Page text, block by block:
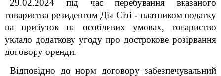
29.02.2024 під час перебування вказаного
товариства резидентом Дія Сіті - платником податку
на прибуток на особливих умовах, товариство
уклало додаткову угоду про дострокове розірвання
договору оренди.
Відповідно до норм договору забезпечувальний